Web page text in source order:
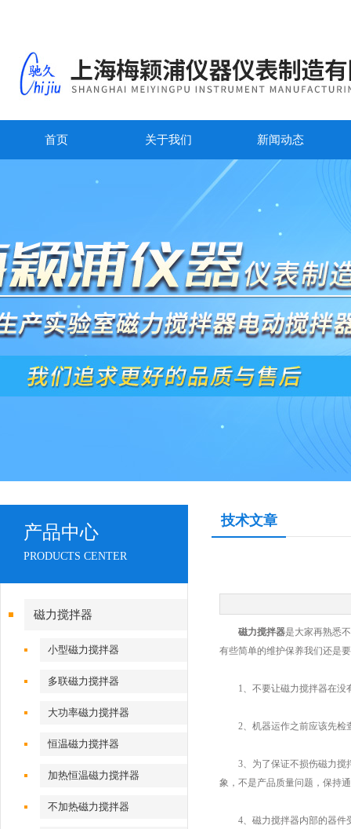
首页 关于我们 新闻动态
产品中心
PRODUCTS CENTER
磁力搅拌器
小型磁力搅拌器
多联磁力搅拌器
大功率磁力搅拌器
恒温磁力搅拌器
加热恒温磁力搅拌器
不加热磁力搅拌器
技术文章
磁力搅拌器是大家再熟悉
有些简单的维护保养我们还是
1、不要让磁力搅拌器在没
2、机器运作之前应该先检
3、为了保证不损伤磁力搅拌
象，不是产品质量问题，保持
4、磁力搅拌器内部的器件受